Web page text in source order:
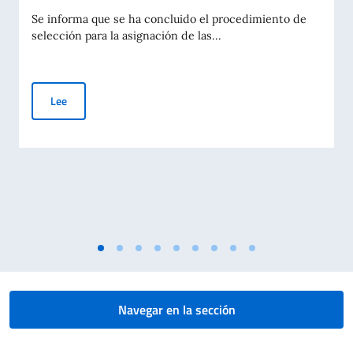
Se informa que se ha concluido el procedimiento de
selección para la asignación de las...
LeeCONVOCATORIA DE BECAS DEL GOBIERNO ITALIANO A.A.
Navegar en la sección